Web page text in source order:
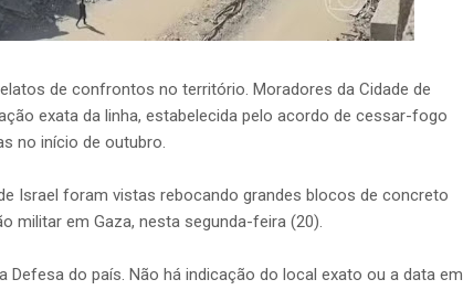
de confrontos no território. Moradores da Cidade de
exata da linha, estabelecida pelo acordo de cessar-fogo
no início de outubro.
Israel foram vistas rebocando grandes blocos de concreto
militar em Gaza, nesta segunda-feira (20).
do país. Não há indicação do local exato ou a data em